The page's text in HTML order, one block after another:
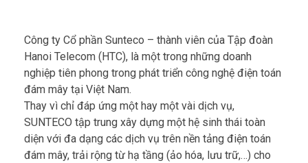
Công ty Cổ phần Sunteco – thành viên của Tập đoàn
Hanoi Telecom (HTC), là một trong những doanh
nghiệp tiên phong trong phát triển công nghệ điện toán
đám mây tại Việt Nam.
Thay vì chỉ đáp ứng một hay một vài dịch vụ,
SUNTECO tập trung xây dựng một hệ sinh thái toàn
diện với đa dạng các dịch vụ trên nền tảng điện toán
đám mây, trải rộng từ hạ tầng (ảo hóa, lưu trữ,…) cho